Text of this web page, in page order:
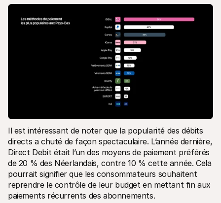
Il est intéressant de noter que la popularité des débits
directs a chuté de façon spectaculaire. L’année dernière,
Direct Debit était l’un des moyens de paiement préférés
de 20 % des Néerlandais, contre 10 % cette année. Cela
pourrait signifier que les consommateurs souhaitent
reprendre le contrôle de leur budget en mettant fin aux
paiements récurrents des abonnements.